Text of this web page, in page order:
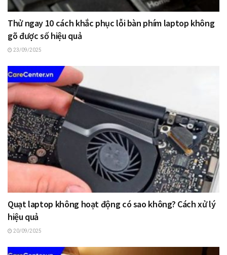
Thử ngay 10 cách khắc phục lỗi bàn phím laptop không
gõ được số hiệu quả
23/09/2025
Quạt laptop không hoạt động có sao không? Cách xử lý
hiệu quả
20/09/2025